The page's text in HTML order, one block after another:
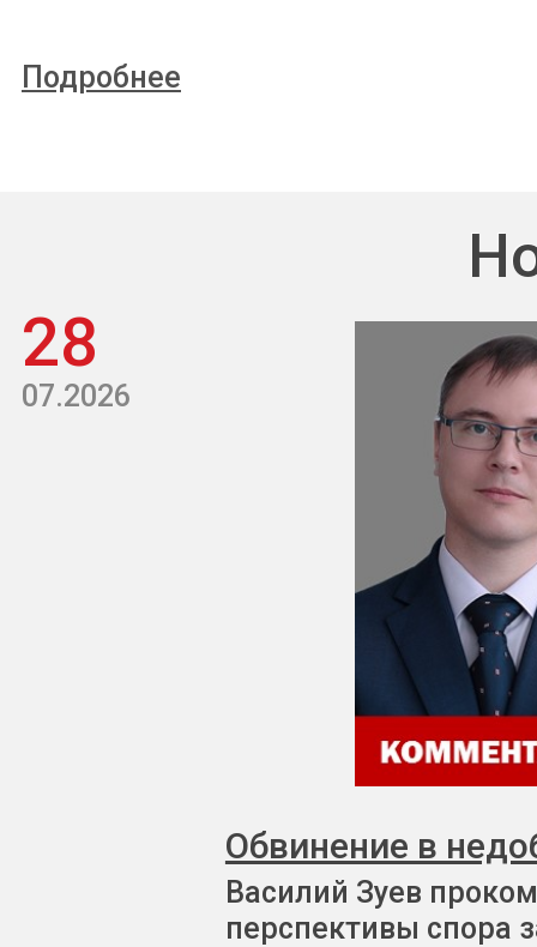
Подробнее
28
07.2026
Обвинение в
Василий Зуев
перспективы спора